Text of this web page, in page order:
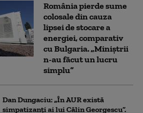
România pierde sume
colosale din cauza
lipsei de stocare a
energiei, comparativ
cu Bulgaria. „Miniștrii
n-au făcut un lucru
simplu”
Dan Dungaciu: „În AUR există
simpatizanți ai lui Călin Georgescu”.